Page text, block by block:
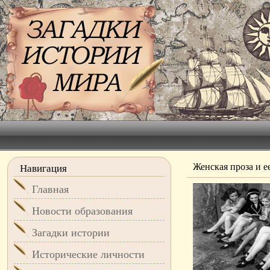
Женская проза и
Навигация
Главная
Новости образования
Загадки истории
Исторические личности